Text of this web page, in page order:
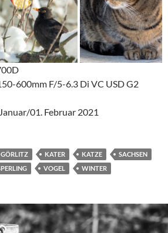
600mm F/5-6.3 Di VC USD G2
01. Februar 2021
GÖRLITZ KATER KATZE
SACHSEN
VOGEL WINTER